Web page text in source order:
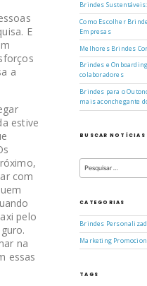
E
a
estive
com
pelo
na
essas
Brindes
Como Escolher
Empresas
Melhores Brindes
Brindes e
colaboradores
Brindes para o
mais aconchegante
BUSCAR NOTÍCIAS
por:
CATEGORIAS
Brindes
Marketing
TAGS